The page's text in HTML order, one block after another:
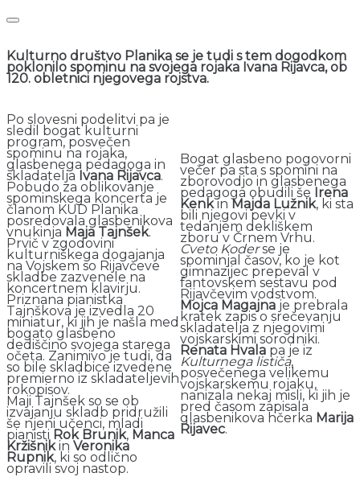
Kulturno društvo Planika se je tudi s tem dogodkom
poklonilo spominu na svojega rojaka Ivana Rijavca, ob
120. obletnici njegovega rojstva.
Po slovesni podelitvi pa je
sledil bogat kulturni
program, posvečen
spominu na rojaka,
glasbenega pedagoga in
skladatelja Ivana Rijavca.
Pobudo za oblikovanje
spominskega koncerta je
članom KUD Planika
posredovala glasbenikova
vnukinja Maja Tajnšek.
Prvič v zgodovini
kulturniškega dogajanja
na Vojskem so Rijavčeve
skladbe zazvenele na
koncertnem klavirju.
Priznana pianistka
Tajnškova je izvedla 20
miniatur, ki jih je našla med
bogato glasbeno
dediščino svojega starega
očeta. Zanimivo je tudi, da
so bile skladbice izvedene
premierno iz skladateljevih
rokopisov.
Maji Tajnšek so se ob
izvajanju skladb pridružili
še njeni učenci, mladi
pianisti Rok Brunik, Manca
Kržišnikin Veronika
Rupnik, ki so odlično
opravili svoj nastop.
Bogat glasbeno pogovorni
večer pa sta s spomini na
zborovodjo in glasbenega
pedagoga obudili še Irena
Kenkin Majda Lužnik, ki sta
bili njegovi pevki v
tedanjem dekliškem
zboru v Črnem Vrhu.
Cveto Koderse je
spominjal časov, ko je kot
gimnazijec prepeval v
fantovskem sestavu pod
Rijavčevim vodstvom.
Mojca Magajnaje prebrala
kratek zapis o srečevanju
skladatelja z njegovimi
vojskarskimi sorodniki.
Renata Hvalapa je iz
Kulturnega lističa,
posvečenega velikemu
vojskarskemu rojaku,
nanizala nekaj misli, ki jih je
pred časom zapisala
glasbenikova hčerka Marija
Rijavec.